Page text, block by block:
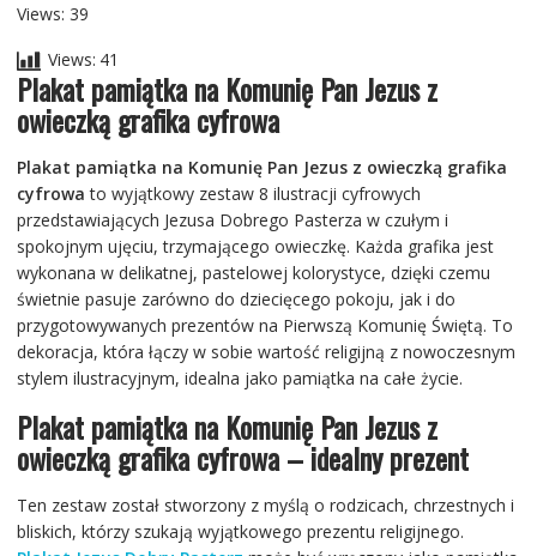
Views: 39
Views: 41
Plakat pamiątka na Komunię Pan Jezus z
owieczką grafika cyfrowa
Plakat pamiątka na Komunię Pan Jezus z owieczką grafika
cyfrowa to wyjątkowy zestaw 8 ilustracji cyfrowych
przedstawiających Jezusa Dobrego Pasterza w czułym i
spokojnym ujęciu, trzymającego owieczkę. Każda grafika jest
wykonana w delikatnej, pastelowej kolorystyce, dzięki czemu
świetnie pasuje zarówno do dziecięcego pokoju, jak i do
przygotowywanych prezentów na Pierwszą Komunię Świętą. To
dekoracja, która łączy w sobie wartość religijną z nowoczesnym
stylem ilustracyjnym, idealna jako pamiątka na całe życie.
Plakat pamiątka na Komunię Pan Jezus z
owieczką grafika cyfrowa – idealny prezent
Ten zestaw został stworzony z myślą o rodzicach, chrzestnych i
bliskich, którzy szukają wyjątkowego prezentu religijnego.